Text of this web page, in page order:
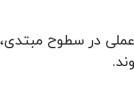
در سطوح مبتدی،